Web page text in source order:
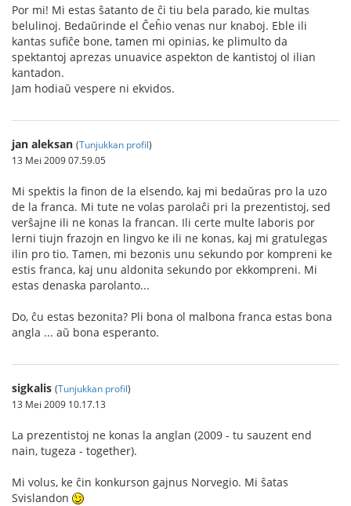
Por mi! Mi estas ŝatanto de ĉi tiu bela parado, kie multas
belulinoj. Bedaŭrinde el Ĉeĥio venas nur knaboj. Eble ili
kantas sufiĉe bone, tamen mi opinias, ke plimulto da
spektantoj aprezas unuavice aspekton de kantistoj ol ilian
kantadon.
Jam hodiaŭ vespere ni ekvidos.
jan aleksan (Tunjukkan profil)
13 Mei 2009 07.59.05
Mi spektis la finon de la elsendo, kaj mi bedaŭras pro la uzo
de la franca. Mi tute ne volas parolaĉi pri la prezentistoj, sed
verŝajne ili ne konas la francan. Ili certe multe laboris por
lerni tiujn frazojn en lingvo ke ili ne konas, kaj mi gratulegas
ilin pro tio. Tamen, mi bezonis unu sekundo por kompreni ke
estis franca, kaj unu aldonita sekundo por ekkompreni. Mi
estas denaska parolanto...
Do, ĉu estas bezonita? Pli bona ol malbona franca estas bona
angla ... aŭ bona esperanto.
sigkalis (Tunjukkan profil)
13 Mei 2009 10.17.13
La prezentistoj ne konas la anglan (2009 - tu sauzent end
nain, tugeza - together).
Mi volus, ke ĉin konkurson gajnus Norvegio. Mi ŝatas
Svislandon